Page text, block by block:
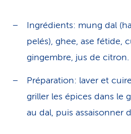
Ingrédients: mung dal
pelés), ghee, ase fétide,
gingembre, jus de citron.
Préparation: laver et
griller les épices dans le
au dal, puis assaisonner